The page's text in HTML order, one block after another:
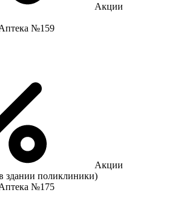
Акции
№159
Акции
здании поликлиники)
№175